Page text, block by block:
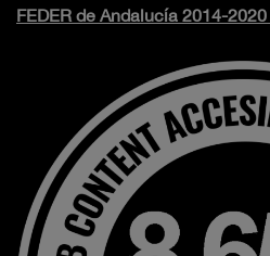
FEDER de Andalucía 2014-2020